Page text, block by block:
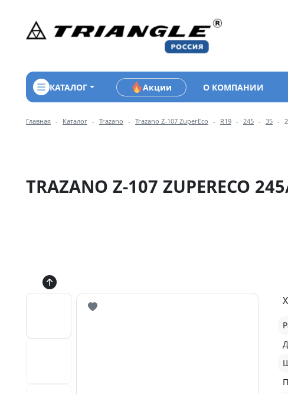
КАТАЛОГ Акции О КОМПАНИИ
Навигация по разделам
Главная Каталог Trazano Trazano Z-107 ZuperEco R19 245 35
TRAZANO Z-107 ZUPERECO